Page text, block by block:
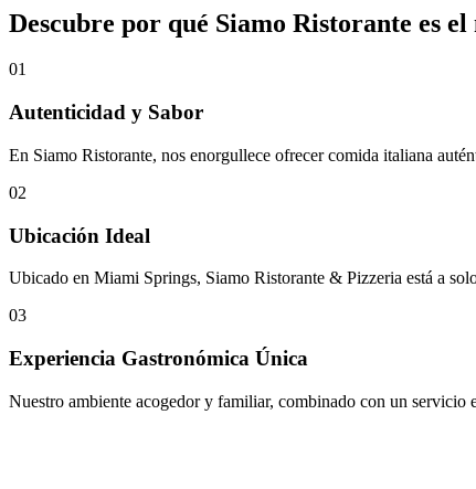
Descubre por qué Siamo Ristorante es
01
Autenticidad y Sabor
En Siamo Ristorante, nos enorgullece ofrecer comida italiana
02
Ubicación Ideal
Ubicado en Miami Springs, Siamo Ristorante & Pizzeria está a
03
Experiencia Gastronómica Única
Nuestro ambiente acogedor y familiar, combinado con un servicio